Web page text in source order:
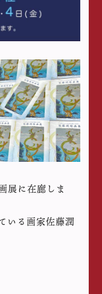
展に在廊しま
いる画家佐藤潤